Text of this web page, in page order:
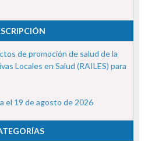
de promoción de salud de la
Locales en Salud (RAILES) para
el 19 de agosto de 2026